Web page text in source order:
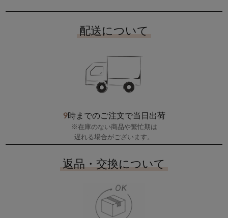
配送について
9時までのご注文で当日出荷
※在庫のない商品や繁忙期は
遅れる場合がございます。
返品・交換について